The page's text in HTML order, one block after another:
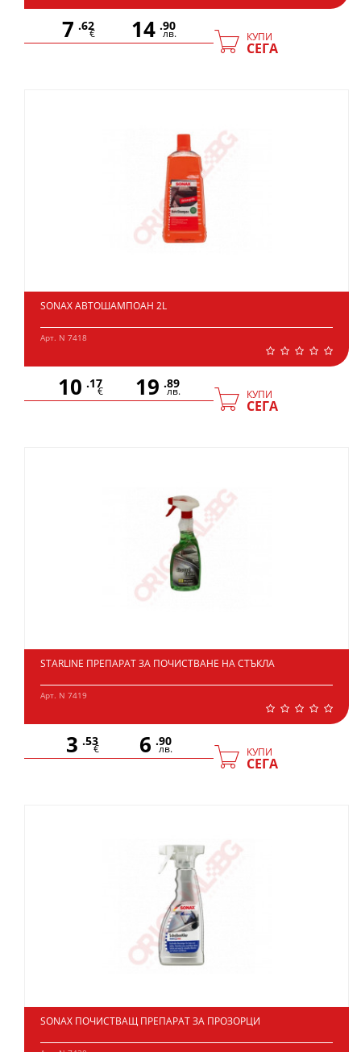
7 .62
€ 14 .90
лв. КУПИ
СЕГА
SONAX АВТОШАМПОАН 2L
Арт. N 7418
10 .17
€ 19 .89
лв. КУПИ
СЕГА
STARLINE ПРЕПАРАТ ЗА ПОЧИСТВАНЕ НА СТЪКЛА
Арт. N 7419
3 .53
€ 6 .90
лв. КУПИ
СЕГА
SONAX ПОЧИСТВАЩ ПРЕПАРАТ ЗА ПРОЗОРЦИ